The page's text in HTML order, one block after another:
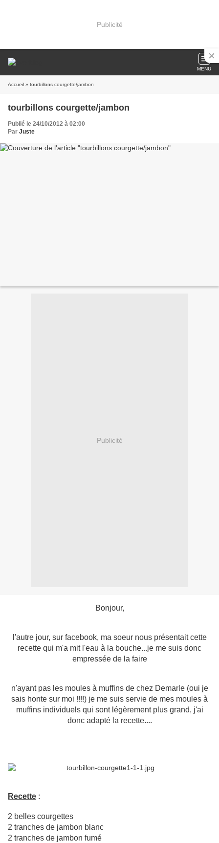
Publicité
MENU
Accueil » tourbillons courgette/jambon
tourbillons courgette/jambon
Publié le 24/10/2012 à 02:00
Par Juste
Publicité
Bonjour,
l'autre jour, sur facebook, ma soeur nous présentait cette
recette qui m'a mit l'eau à la bouche...je me suis donc
empressée de la faire
n'ayant pas les moules à muffins de chez Demarle (oui je
sais honte sur moi !!!!) je me suis servie de mes moules à
muffins individuels qui sont légèrement plus grand, j'ai
donc adapté la recette....
Recette :
2 belles courgettes
2 tranches de jambon blanc
2 tranches de jambon fumé